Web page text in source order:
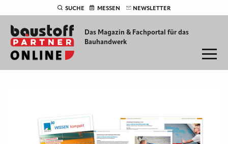
SUCHE MESSEN NEWSLETTER
Das Magazin & Fachportal für das
Bauhandwerk